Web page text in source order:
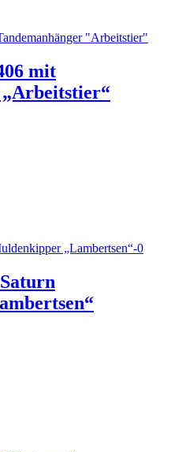
mit
„Arbeitstier“